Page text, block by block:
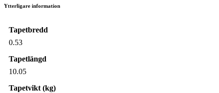
Ytterligare information
Tapetbredd
0.53
Tapetlängd
10.05
Tapetvikt (kg)